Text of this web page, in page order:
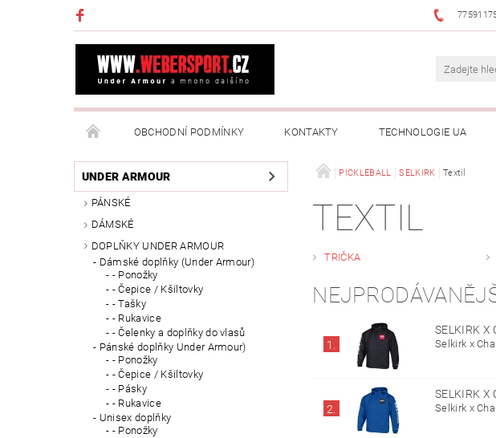
OBCHODNÍ PODMÍNKY KONTAKTY TECHNOLOGIE UA
NAPIŠTE NÁM MOJE OBJEDNÁVKA
UNDER ARMOUR
PÁNSKÉ
DÁMSKÉ
DOPLŇKY UNDER ARMOUR
Dámské doplňky (Under Armour)
- Ponožky
- Čepice / Kšiltovky
- Tašky
- Rukavice
- Čelenky a doplňky do vlasů
Pánské doplňky Under Armour)
- Ponožky
- Čepice / Kšiltovky
- Pásky
- Rukavice
Unisex doplňky
- Ponožky
PICKLEBALL SELKIRK Textil
TEXTIL
TRIČKA
1.
SELKIRK X
Selkirk x
2.
SELKIRK X
Selkirk x